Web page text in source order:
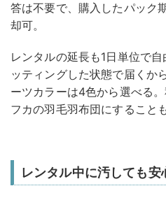
答は不要で、購入したパック
却可。
レンタルの延長も1日単位で
ッティングした状態で届くか
ーツカラーは4色から選べる
フカの羽毛羽布団にすること
レンタル中に汚しても